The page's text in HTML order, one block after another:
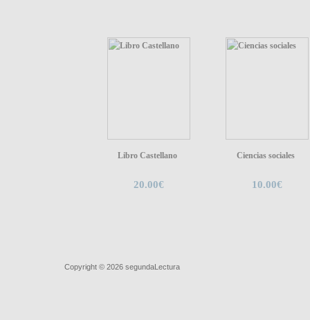
Libro Castellano
20.00€
Ciencias sociales
10.00€
Copyright © 2026 segundaLectura